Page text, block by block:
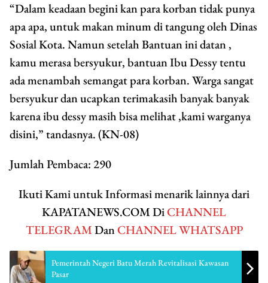
“Dalam keadaan begini kan para korban tidak punya
apa apa, untuk makan minum di tangung oleh Dinas
Sosial Kota. Namun setelah Bantuan ini datan ,
kamu merasa bersyukur, bantuan Ibu Dessy tentu
ada menambah semangat para korban. Warga sangat
bersyukur dan ucapkan terimakasih banyak banyak
karena ibu dessy masih bisa melihat ,kami warganya
disini,” tandasnya. (KN-08)
Jumlah Pembaca: 290
Ikuti Kami untuk Informasi menarik lainnya dari
KAPATANEWS.COM DiCHANNEL
TELEGRAMDanCHANNEL WHATSAPP
Pemerintah Negeri Batu Merah Revitalisasi Kawasan
Pasar